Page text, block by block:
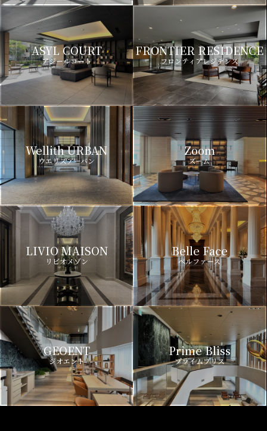
ASYL COURT
アジールコート
FRONTIER RESIDENCE
フロンティアレジデンス
Wellith URBAN
ウエリスアーバン
Zoom
ズーム
LIVIO MAISON
リビオメゾン
Belle Face
ベルファース
GEOENT
ジオエント
Prime Bliss
プライムブリス